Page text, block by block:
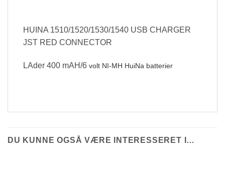
HUINA 1510/1520/1530/1540 USB CHARGER
JST RED CONNECTOR
LAder 400 mAH/6 volt NI-MH HuiNa batterier
DU KUNNE OGSÅ VÆRE INTERESSERET I…